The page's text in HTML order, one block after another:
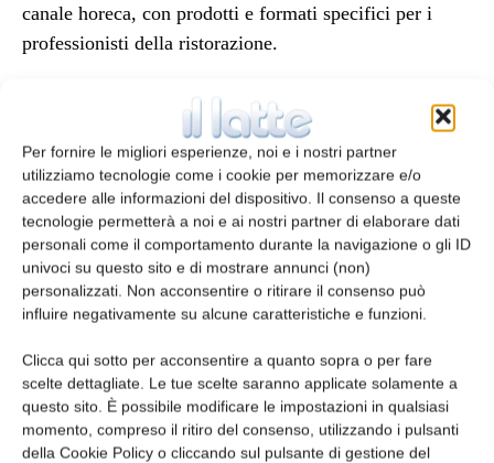
Per fornire le migliori esperienze, noi e i nostri partner
utilizziamo tecnologie come i cookie per memorizzare e/o
accedere alle informazioni del dispositivo. Il consenso a queste
tecnologie permetterà a noi e ai nostri partner di elaborare dati
personali come il comportamento durante la navigazione o gli ID
univoci su questo sito e di mostrare annunci (non)
personalizzati. Non acconsentire o ritirare il consenso può
influire negativamente su alcune caratteristiche e funzioni.
Clicca qui sotto per acconsentire a quanto sopra o per fare
scelte dettagliate. Le tue scelte saranno applicate solamente a
questo sito. È possibile modificare le impostazioni in qualsiasi
momento, compreso il ritiro del consenso, utilizzando i pulsanti
della Cookie Policy o cliccando sul pulsante di gestione del
canale horeca, con prodotti e formati specifici per i
professionisti della ristorazione.
Il Market del Fresco Buon Casale in
numeri
Dimensioni punto vendita: circa 100 mq
Metri lineari refrigerati: circa 200 m
Numero brand presenti: oltre 20
Numero referenze presenti: oltre 300